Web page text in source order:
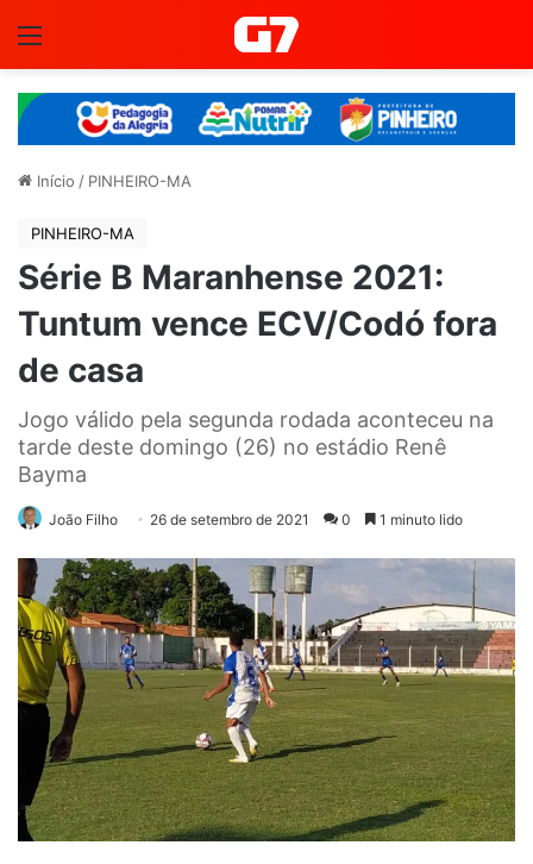
Início / PINHEIRO-MA
PINHEIRO-MA
Série B Maranhense 2021:
Tuntum vence ECV/Codó fora
de casa
Jogo válido pela segunda rodada aconteceu na
tarde deste domingo (26) no estádio Renê
Bayma
João Filho 26 de setembro de 2021 0 1 minuto lido